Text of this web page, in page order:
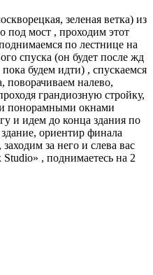
зеленая ветка) из
под мост , проходим этот
по лестнице на
спуска (он будет после жд
будем идти) , спускаемся
поворачиваем налево,
грандиозную стройку,
понорамными окнами
и идем до конца здания по
ориентир финала
за него и слева вас
Studio» , поднимаетесь на 2